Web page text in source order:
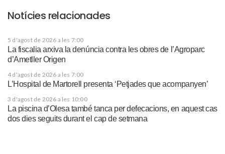
Notícies relacionades
5 d'agost de 2026 a les 7:00
La fiscalia arxiva la denúncia contra les obres de l’Agroparc
d’Ametller Origen
4 d'agost de 2026 a les 7:00
L’Hospital de Martorell presenta ‘Petjades que acompanyen’
3 d'agost de 2026 a les 10:00
La piscina d’Olesa també tanca per defecacions, en aquest cas
dos dies seguits durant el cap de setmana